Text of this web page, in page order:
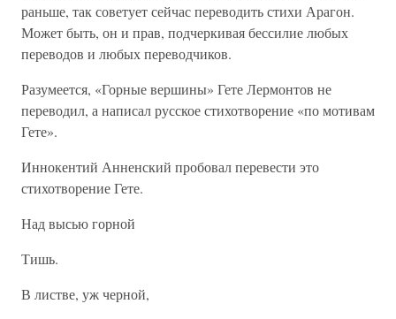
раньше, так советует сейчас переводить стихи Арагон.
Может быть, он и прав, подчеркивая бессилие любых
переводов и любых переводчиков.
Разумеется, «Горные вершины» Гете Лермонтов не
переводил, а написал русское стихотворение «по мотивам
Гете».
Иннокентий Анненский пробовал перевести это
стихотворение Гете.
Над высью горной
Тишь.
В листве, уж черной,